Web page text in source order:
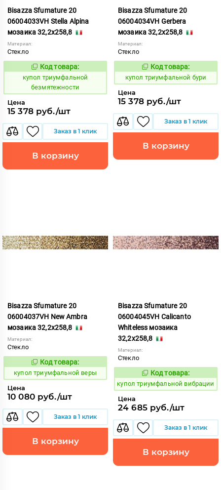
Bisazza Sfumature 20
06004033VH Stella Alpina
мозаика 32,2x258,8
Материал:
Стекло
856754
Код товара:
купол триумфальной
безмятежности
Цена
15 378 руб./шт
Заказ в 1 клик
В корзину
Bisazza Sfumature 20
06004034VH Gerbera
мозаика 32,2x258,8
Материал:
Стекло
856755
Код товара:
купол триумфальной бури
Цена
15 378 руб./шт
Заказ в 1 клик
В корзину
Bisazza Sfumature 20
06004037VH New Ambra
мозаика 32,2x258,8
Материал:
Стекло
856758
Код товара:
купол триумфальной веры
Цена
10 080 руб./шт
Заказ в 1 клик
В корзину
Bisazza Sfumature 20
06004045VH Calicanto
Whiteless мозаика
32,2x258,8
Материал:
Стекло
856760
Код товара:
купол триумфальной вибрации
Цена
24 685 руб./шт
Заказ в 1 клик
В корзину